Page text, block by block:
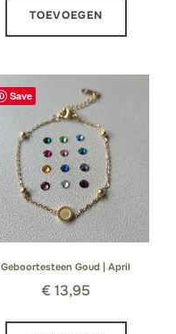
TOEVOEGEN
Save
Geboortesteen Goud | April
€ 13,95